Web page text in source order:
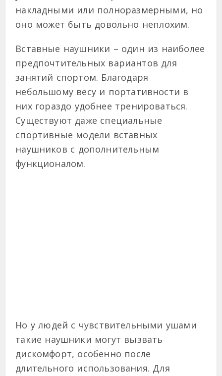
накладными или полноразмерными, но
оно может быть довольно неплохим.
Вставные наушники – один из наиболее
предпочтительных вариантов для
занятий спортом. Благодаря
небольшому весу и портативности в
них гораздо удобнее тренироваться.
Существуют даже специальные
спортивные модели вставных
наушников с дополнительным
функционалом.
Но у людей с чувствительными ушами
такие наушники могут вызвать
дискомфорт, особенно после
длительного использования. Для